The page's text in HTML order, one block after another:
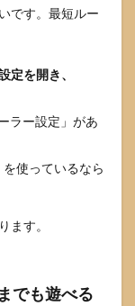
です。最短ルー
定を開き、
ラー設定」があ
使っているなら
ます。
でも遊べる